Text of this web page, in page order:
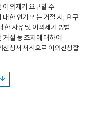
이의제기 요구할 수
한 연기 또는 거절 시, 요구
한 사유 및 이의제기 방법
절 등 조치에 대하여
신청서 서식으로 이의신청할